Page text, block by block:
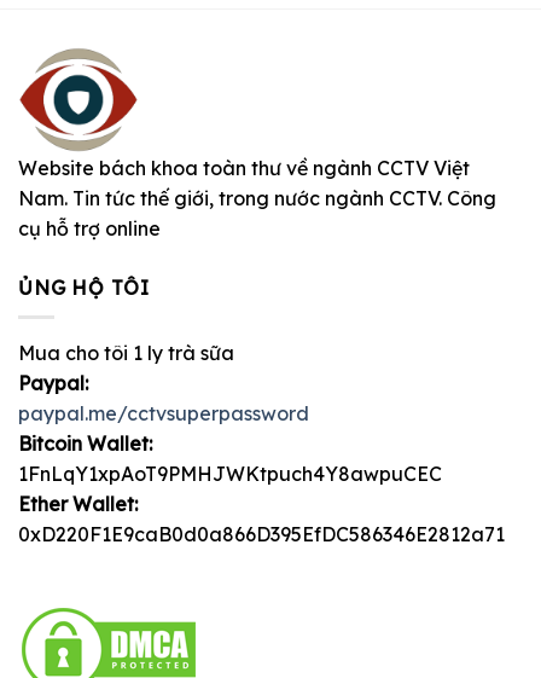
Website bách khoa toàn thư về ngành CCTV Việt
Nam. Tin tức thế giới, trong nước ngành CCTV. Công
cụ hỗ trợ online
ỦNG HỘ TÔI
Mua cho tôi 1 ly trà sữa
Paypal:
paypal.me/cctvsuperpassword
Bitcoin Wallet:
1FnLqY1xpAoT9PMHJWKtpuch4Y8awpuCEC
Ether Wallet:
0xD220F1E9caB0d0a866D395EfDC586346E2812a71